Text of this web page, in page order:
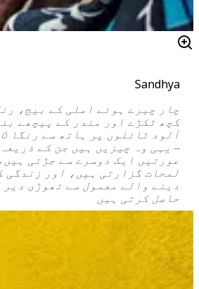
Sandhya
چار چیرے ہوئے املی کے بیج،
کچھ ٹکڑے اور مندر کے پیچھے
– یہی وہ چیزیں ہیں جن کے
عورتیں ایک دوسرے سے جڑتی
لمحات گزارتی ہیں، اور زندگی
دینے والے معمول سے تھوڑی دیر
حاصل کرتی ہیں